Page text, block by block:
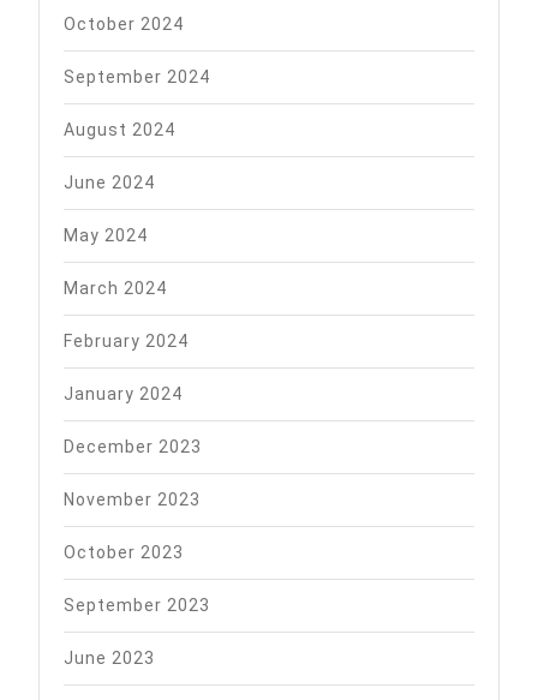
October 2024
September 2024
August 2024
June 2024
May 2024
March 2024
February 2024
January 2024
December 2023
November 2023
October 2023
September 2023
June 2023